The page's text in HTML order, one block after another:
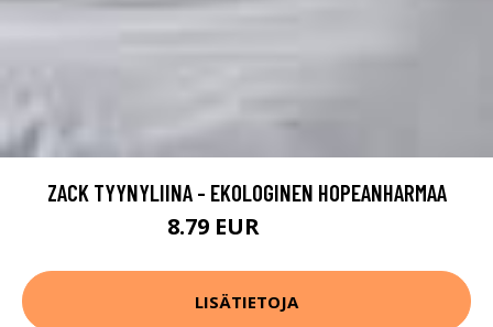
ZACK TYYNYLIINA - EKOLOGINEN HOPEANHARMAA
8.79 EUR
LISÄTIETOJA